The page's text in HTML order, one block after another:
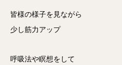
皆様の様子を見ながら
少し筋力アップ
呼吸法や瞑想をして